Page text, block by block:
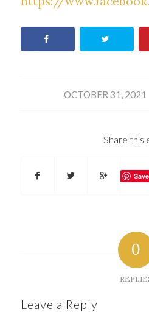
OCTOBER 31, 2021
/
Share this
Save
0
Leave a Reply